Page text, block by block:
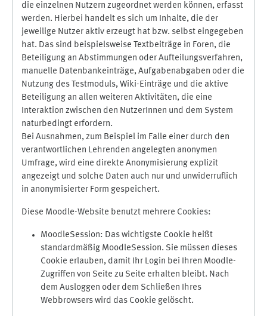
die einzelnen Nutzern zugeordnet werden können, erfasst
werden. Hierbei handelt es sich um Inhalte, die der
jeweilige Nutzer aktiv erzeugt hat bzw. selbst eingegeben
hat. Das sind beispielsweise Textbeiträge in Foren, die
Beteiligung an Abstimmungen oder Aufteilungsverfahren,
manuelle Datenbankeinträge, Aufgabenabgaben oder die
Nutzung des Testmoduls, Wiki-Einträge und die aktive
Beteiligung an allen weiteren Aktivitäten, die eine
Interaktion zwischen den NutzerInnen und dem System
naturbedingt erfordern.
Bei Ausnahmen, zum Beispiel im Falle einer durch den
verantwortlichen Lehrenden angelegten anonymen
Umfrage, wird eine direkte Anonymisierung explizit
angezeigt und solche Daten auch nur und unwiderruflich
in anonymisierter Form gespeichert.
Diese Moodle-Website benutzt mehrere Cookies:
MoodleSession: Das wichtigste Cookie heißt
standardmäßig MoodleSession. Sie müssen dieses
Cookie erlauben, damit Ihr Login bei Ihren Moodle-
Zugriffen von Seite zu Seite erhalten bleibt. Nach
dem Ausloggen oder dem Schließen Ihres
Webbrowsers wird das Cookie gelöscht.